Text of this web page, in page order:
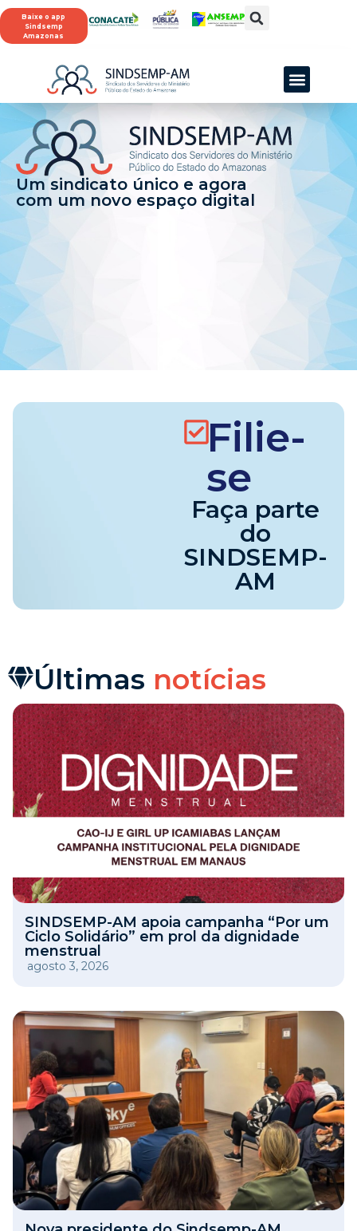
Baixe o app
Sindsemp
Amazonas
Um sindicato único e agora
com um novo espaço digital
Filie-
se
Faça parte
do
SINDSEMP-
AM
Últimas notícias
SINDSEMP-AM apoia campanha “Por um
Ciclo Solidário” em prol da dignidade
menstrual
agosto 3, 2026